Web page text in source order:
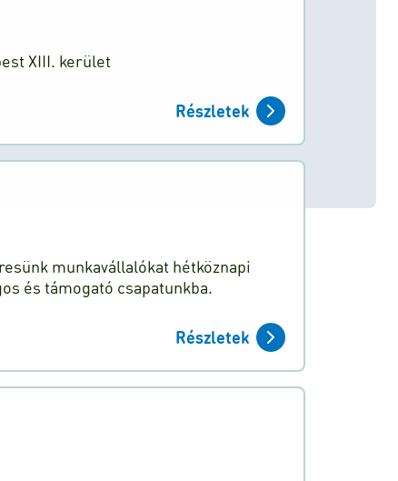
XIII. kerület
Részletek
munkavállalókat hétköznapi
és támogató csapatunkba.
Részletek